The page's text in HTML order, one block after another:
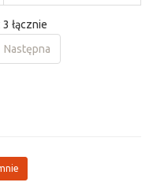
łącznie
Następna